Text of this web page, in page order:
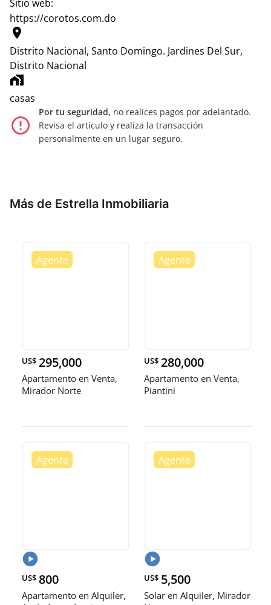
Sitio web:
https://corotos.com.do
location_on
Distrito Nacional, Santo Domingo. Jardines Del Sur,
Distrito Nacional
home_work
casas
error_outline
Por tu seguridad, no realices pagos por adelantado.
Revisa el artículo y realiza la transacción
personalmente en un lugar seguro.
Más de Estrella Inmobiliaria
US$ 295,000
Apartamento en Venta,
Mirador Norte
US$ 280,000
Apartamento en Venta,
Piantini
US$ 800
Apartamento en Alquiler,
US$ 5,500
Solar en Alquiler, Mirador